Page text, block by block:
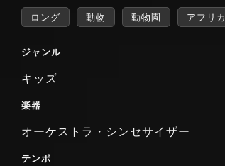
ロング 動物 動物園 アフリカ
ジャンル
キッズ
楽器
オーケストラ・シンセサイザー
テンポ